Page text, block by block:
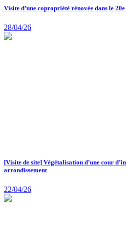
Visite d’une copropriété rénovée dans le
28/04/26
[Visite de site] Végétalisation d’une cour
arrondissement
22/04/26